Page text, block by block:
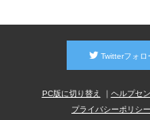
Twitterフォロ
PC版に切り替え ヘルプセ
プライバシーポリシー